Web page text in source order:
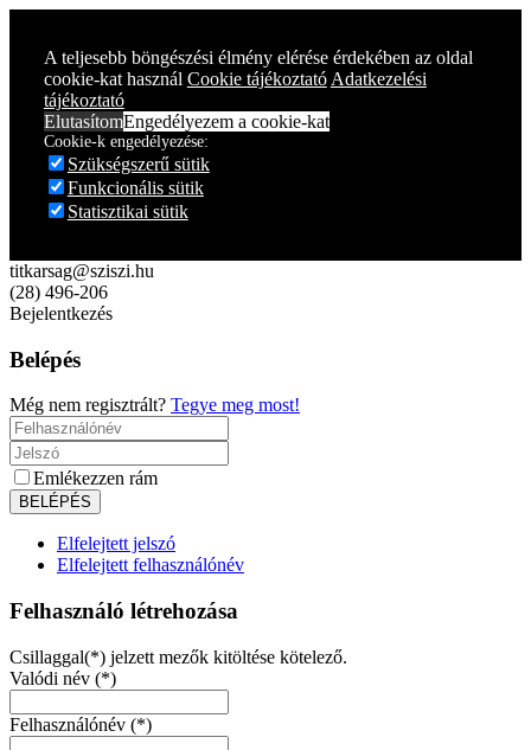
A teljesebb böngészési élmény elérése érdekében az oldal
cookie-kat használ Cookie tájékoztató Adatkezelési
tájékoztató
ElutasítomEngedélyezem a cookie-kat
Cookie-k engedélyezése:
Szükségszerű sütik
Funkcionális sütik
Statisztikai sütik
titkarsag@sziszi.hu
(28) 496-206
Bejelentkezés
Belépés
Még nem regisztrált? Tegye meg most!
Emlékezzen rám
Elfelejtett jelszó
Elfelejtett felhasználónév
Felhasználó létrehozása
Csillaggal(*) jelzett mezők kitöltése kötelező.
Valódi név (*)
Felhasználónév (*)